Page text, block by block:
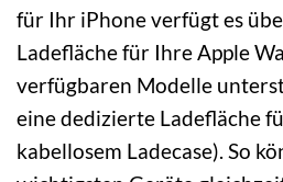
für Ihr iPhone verfügt es
Ladefläche für Ihre Apple
verfügbaren Modelle
eine dedizierte Ladefläche
kabellosem Ladecase). So